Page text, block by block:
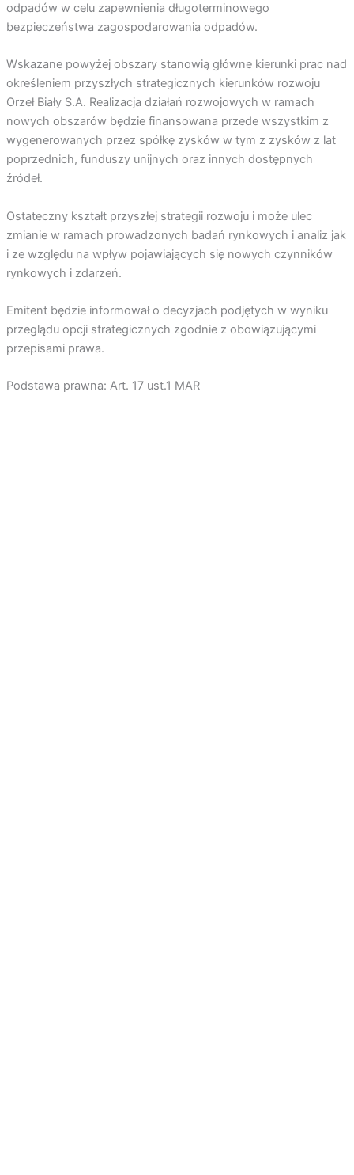
odpadów w celu zapewnienia długoterminowego
bezpieczeństwa zagospodarowania odpadów.
Wskazane powyżej obszary stanowią główne kierunki prac nad
określeniem przyszłych strategicznych kierunków rozwoju
Orzeł Biały S.A. Realizacja działań rozwojowych w ramach
nowych obszarów będzie finansowana przede wszystkim z
wygenerowanych przez spółkę zysków w tym z zysków z lat
poprzednich, funduszy unijnych oraz innych dostępnych
źródeł.
Ostateczny kształt przyszłej strategii rozwoju i może ulec
zmianie w ramach prowadzonych badań rynkowych i analiz jak
i ze względu na wpływ pojawiających się nowych czynników
rynkowych i zdarzeń.
Emitent będzie informował o decyzjach podjętych w wyniku
przeglądu opcji strategicznych zgodnie z obowiązującymi
przepisami prawa.
Podstawa prawna: Art. 17 ust.1 MAR